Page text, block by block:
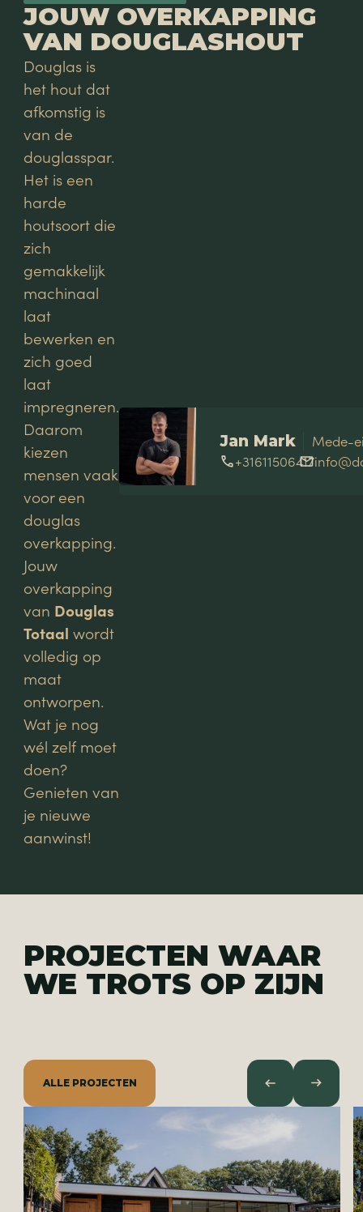
JOUW OVERKAPPING
VAN DOUGLASHOUT
Douglas is
het hout dat
afkomstig is
van de
douglasspar.
Het is een
harde
houtsoort die
zich
gemakkelijk
machinaal
laat
bewerken en
zich goed
laat
impregneren.
Daarom
kiezen
mensen vaak
voor een
douglas
overkapping.
Jouw
overkapping
van Douglas
Totaal wordt
volledig op
maat
ontworpen.
Wat je nog
wél zelf moet
doen?
Genieten van
je nieuwe
aanwinst!
Jan Mark
Mede-
+31611506417
PROJECTEN WAAR
WE TROTS OP ZIJN
ALLE PROJECTEN